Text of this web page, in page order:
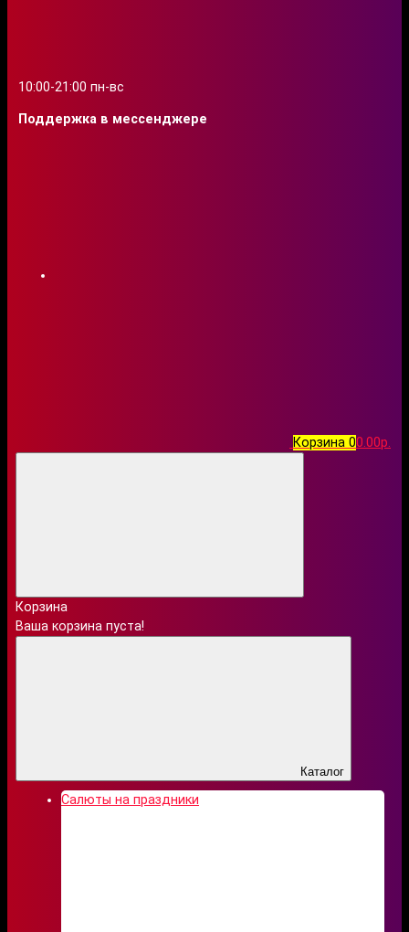
10:00-21:00 пн-вс
Поддержка в мессенджере
Корзина 00.00р.
Корзина
Ваша корзина пуста!
Каталог
Салюты на праздники